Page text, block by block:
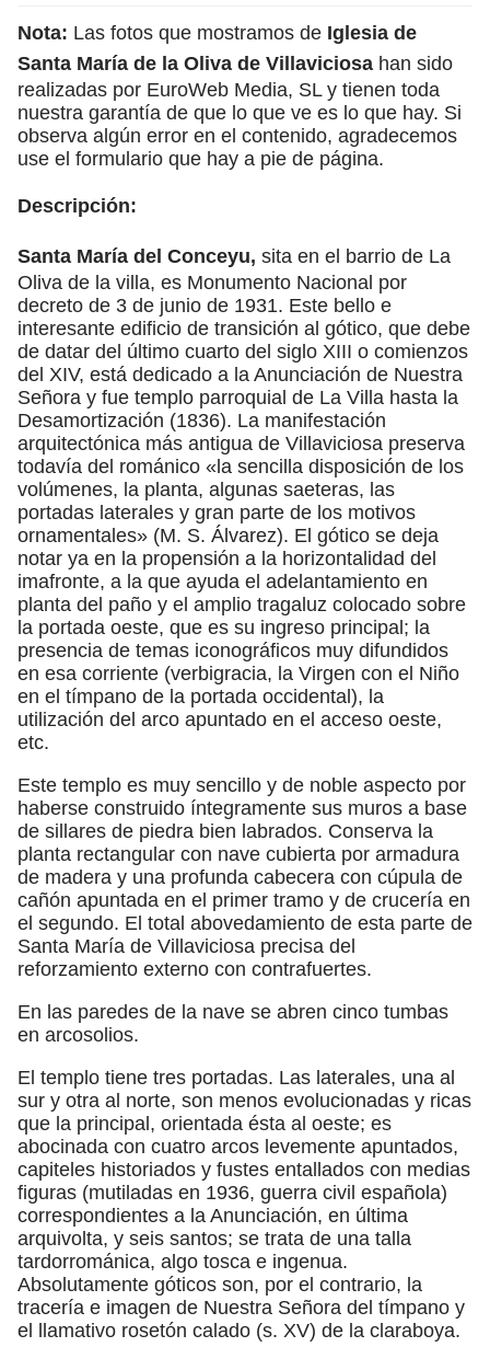
Nota: Las fotos que mostramos de Iglesia de
Santa María de la Oliva de Villaviciosa han sido
realizadas por EuroWeb Media, SL y tienen toda
nuestra garantía de que lo que ve es lo que hay. Si
observa algún error en el contenido, agradecemos
use el formulario que hay a pie de página.
Descripción:
Santa María del Conceyu, sita en el barrio de La
Oliva de la villa, es Monumento Nacional por
decreto de 3 de junio de 1931. Este bello e
interesante edificio de transición al gótico, que debe
de datar del último cuarto del siglo XIII o comienzos
del XIV, está dedicado a la Anunciación de Nuestra
Señora y fue templo parroquial de La Villa hasta la
Desamortización (1836). La manifestación
arquitectónica más antigua de Villaviciosa preserva
todavía del románico «la sencilla disposición de los
volúmenes, la planta, algunas saeteras, las
portadas laterales y gran parte de los motivos
ornamentales» (M. S. Álvarez). El gótico se deja
notar ya en la propensión a la horizontalidad del
imafronte, a la que ayuda el adelantamiento en
planta del paño y el amplio tragaluz colocado sobre
la portada oeste, que es su ingreso principal; la
presencia de temas iconográficos muy difundidos
en esa corriente (verbigracia, la Virgen con el Niño
en el tímpano de la portada occidental), la
utilización del arco apuntado en el acceso oeste,
etc.
Este templo es muy sencillo y de noble aspecto por
haberse construido íntegramente sus muros a base
de sillares de piedra bien labrados. Conserva la
planta rectangular con nave cubierta por armadura
de madera y una profunda cabecera con cúpula de
cañón apuntada en el primer tramo y de crucería en
el segundo. El total abovedamiento de esta parte de
Santa María de Villaviciosa precisa del
reforzamiento externo con contrafuertes.
En las paredes de la nave se abren cinco tumbas
en arcosolios.
El templo tiene tres portadas. Las laterales, una al
sur y otra al norte, son menos evolucionadas y ricas
que la principal, orientada ésta al oeste; es
abocinada con cuatro arcos levemente apuntados,
capiteles historiados y fustes entallados con medias
figuras (mutiladas en 1936, guerra civil española)
correspondientes a la Anunciación, en última
arquivolta, y seis santos; se trata de una talla
tardorrománica, algo tosca e ingenua.
Absolutamente góticos son, por el contrario, la
tracería e imagen de Nuestra Señora del tímpano y
el llamativo rosetón calado (s. XV) de la claraboya.